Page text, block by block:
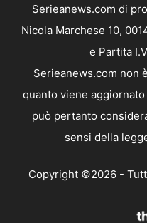
Serieanews.com di
Nicola Marchese 10,
e Partita
Serieanews.com non
quanto viene
può pertanto
sensi della
Copyright ©2026 -